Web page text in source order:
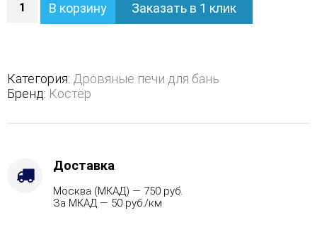
Дровяная
KOSTER-
DS
RAIN-
В корзину Заказать в 1 клик
Категория: Дровяные печи для бань
Бренд: Костёр
Доставка
Москва (МКАД) — 750 руб.
За МКАД — 50 руб./км